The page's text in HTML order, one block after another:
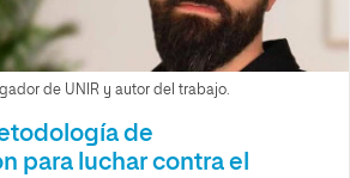
de UNIR y autor del trabajo.
de
para luchar contra el